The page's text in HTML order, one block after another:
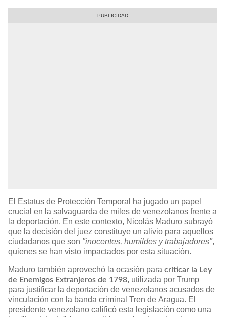
El Estatus de Protección Temporal ha jugado un papel
crucial en la salvaguarda de miles de venezolanos frente a
la deportación. En este contexto, Nicolás Maduro subrayó
que la decisión del juez constituye un alivio para aquellos
ciudadanos que son "inocentes, humildes y trabajadores",
quienes se han visto impactados por esta situación.
Maduro también aprovechó la ocasión para criticar la Ley
de Enemigos Extranjeros de 1798, utilizada por Trump
para justificar la deportación de venezolanos acusados de
vinculación con la banda criminal Tren de Aragua. El
presidente venezolano calificó esta legislación como una